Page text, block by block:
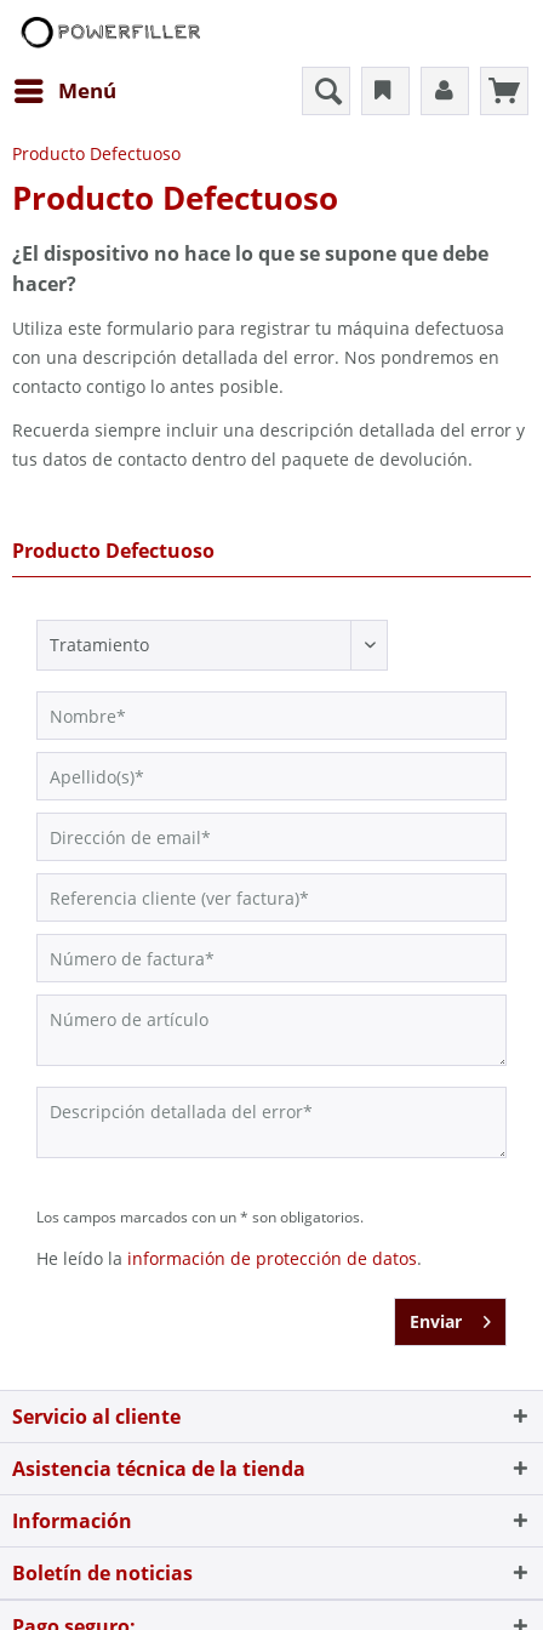
Menú
Producto Defectuoso
Producto Defectuoso
¿El dispositivo no hace lo que se supone que debe
hacer?
Utiliza este formulario para registrar tu máquina defectuosa
con una descripción detallada del error. Nos pondremos en
contacto contigo lo antes posible.
Recuerda siempre incluir una descripción detallada del error y
tus datos de contacto dentro del paquete de devolución.
Producto Defectuoso
Los campos marcados con un * son obligatorios.
He leído la información de protección de datos.
Enviar
Servicio al cliente
Asistencia técnica de la tienda
Información
Boletín de noticias